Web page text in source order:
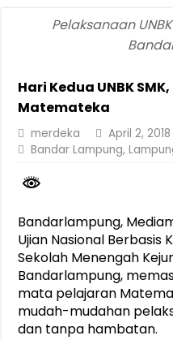
Dirut Jasa Raharja Dampingi
Dirut Jasa Raharja Dampingi
Gubernur Mirza Ajak IAI
Purnama Wulan Sari Mirza
Pelaksanaan
Hari Kedua UNBK
Matemateka
merdeka
April 2, 2018
Bandar Lampung,
Bandarlampung,
Ujian Nasional Berbasis
Sekolah Menengah
Bandarlampung,
mata pelajaran
mudah-mudahan
dan tanpa hambatan.